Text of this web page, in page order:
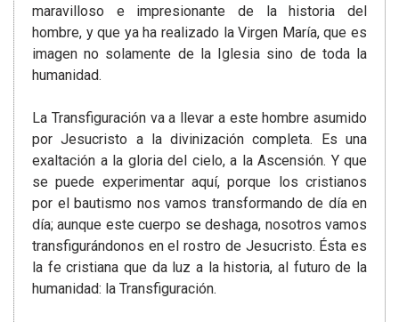
maravilloso e impresionante de la historia del
hombre, y que ya ha realizado la Virgen María, que es
imagen no solamente de la Iglesia sino de toda la
humanidad.
La Transfiguración va a llevar a este hombre asumido
por Jesucristo a la divinización completa. Es una
exaltación a la gloria del cielo, a la Ascensión. Y que
se puede experimentar aquí, porque los cristianos
por el bautismo nos vamos transformando de día en
día; aunque este cuerpo se deshaga, nosotros vamos
transfigurándonos en el rostro de Jesucristo. Ésta es
la fe cristiana que da luz a la historia, al futuro de la
humanidad: la Transfiguración.